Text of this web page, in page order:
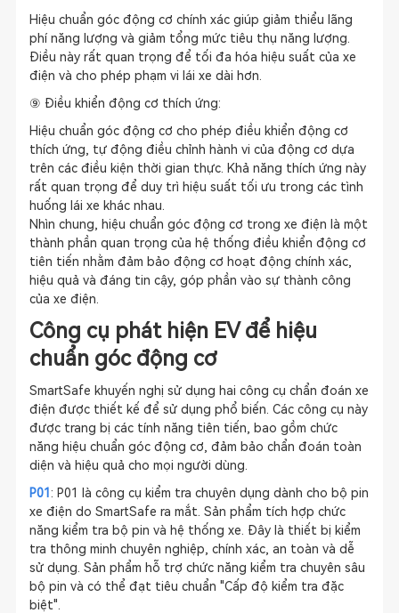
Hiệu chuẩn góc động cơ chính xác giúp giảm thiểu lãng
phí năng lượng và giảm tổng mức tiêu thụ năng lượng.
Điều này rất quan trọng để tối đa hóa hiệu suất của xe
điện và cho phép phạm vi lái xe dài hơn.
⑨ Điều khiển động cơ thích ứng:
Hiệu chuẩn góc động cơ cho phép điều khiển động cơ
thích ứng, tự động điều chỉnh hành vi của động cơ dựa
trên các điều kiện thời gian thực. Khả năng thích ứng này
rất quan trọng để duy trì hiệu suất tối ưu trong các tình
huống lái xe khác nhau.
Nhìn chung, hiệu chuẩn góc động cơ trong xe điện là một
thành phần quan trọng của hệ thống điều khiển động cơ
tiên tiến nhằm đảm bảo động cơ hoạt động chính xác,
hiệu quả và đáng tin cậy, góp phần vào sự thành công
của xe điện.
Công cụ phát hiện EV để hiệu
chuẩn góc động cơ
SmartSafe khuyến nghị sử dụng hai công cụ chẩn đoán xe
điện được thiết kế để sử dụng phổ biến. Các công cụ này
được trang bị các tính năng tiên tiến, bao gồm chức
năng hiệu chuẩn góc động cơ, đảm bảo chẩn đoán toàn
diện và hiệu quả cho mọi người dùng.
P01 : P01 là công cụ kiểm tra chuyên dụng dành cho bộ pin
xe điện do SmartSafe ra mắt. Sản phẩm tích hợp chức
năng kiểm tra bộ pin và hệ thống xe. Đây là thiết bị kiểm
tra thông minh chuyên nghiệp, chính xác, an toàn và dễ
sử dụng. Sản phẩm hỗ trợ chức năng kiểm tra chuyên sâu
bộ pin và có thể đạt tiêu chuẩn "Cấp độ kiểm tra đặc
biệt".